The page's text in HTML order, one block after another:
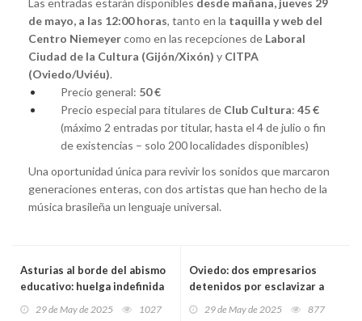
de mayo, a las 12:00 horas, tanto en la taquilla y web del
Centro Niemeyercomo en las recepciones de Laboral
Ciudad de la Cultura (Gijón/Xixón) y CITPA
(Oviedo/Uviéu).
Precio general: 50 €
Precio especial para titulares de Club Cultura: 45 €
(máximo 2 entradas por titular, hasta el 4 de julio o fin
de existencias – solo 200 localidades disponibles)
Una oportunidad única para revivir los sonidos que marcaron
generaciones enteras, con dos artistas que han hecho de la
música brasileña un lenguaje universal.
Asturias al borde del abismo
educativo: huelga indefinida
29 de May de 2025 1027
Oviedo: dos empresarios
detenidos por esclavizar a
29 de May de 2025 877